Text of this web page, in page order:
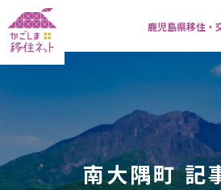
鹿児島県移住・
南大隅町 記